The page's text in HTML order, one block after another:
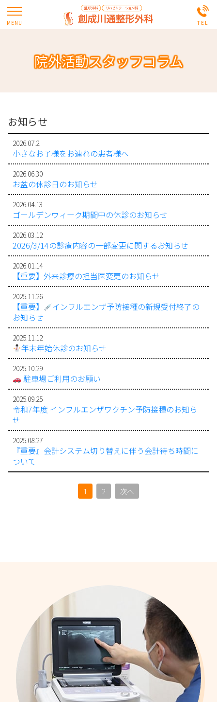
院外活動スタッフコラム
お知らせ
2026.07.2
小さなお子様をお連れの患者様へ
2026.06.30
お盆の休診日のお知らせ
2026.04.13
ゴールデンウィーク期間中の休診のお知らせ
2026.03.12
2026/3/14の診療内容の一部変更に関するお知らせ
2026.01.14
【重要】外来診療の担当医変更のお知らせ
2025.11.26
【重要】
インフルエンザ予防接種の新規受付終了の
お知らせ
2025.11.12
年末年始休診のお知らせ
2025.10.29
駐車場ご利用のお願い
2025.09.25
令和7年度 インフルエンザワクチン予防接種のお知ら
せ
2025.08.27
『重要』会計システム切り替えに伴う会計待ち時間に
ついて
1 2 次へ